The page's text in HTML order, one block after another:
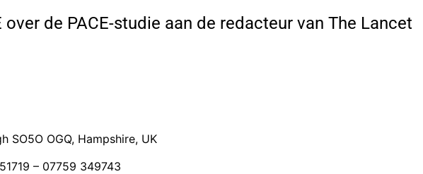
de PACE-studie aan de redacteur van The Lancet
SO5O OGQ, Hampshire, UK
– 07759 349743